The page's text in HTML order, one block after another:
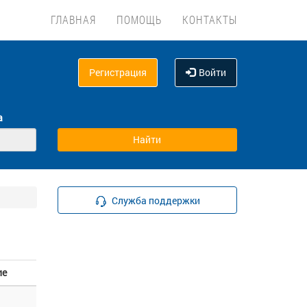
ГЛАВНАЯ ПОМОЩЬ КОНТАКТЫ
Регистрация Войти
Служба поддержки